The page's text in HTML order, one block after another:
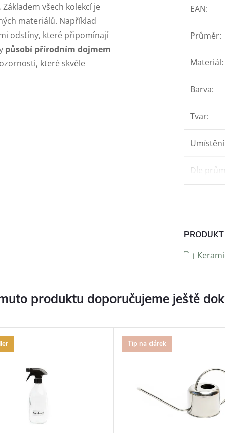
Základem všech kolekcí je
materiálů. Například
odstíny, které připomínají
působí přírodním dojmem
které skvěle
EAN:
Průměr:
Materiál:
Barva:
Tvar:
Umístění
Dle
produktu doporučujeme ještě
Tip na dárek